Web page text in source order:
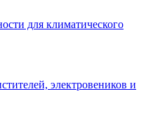
для климатического
электровеников и